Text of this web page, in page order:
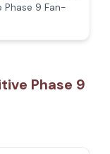
Phase 9 Fan-
Phase 9